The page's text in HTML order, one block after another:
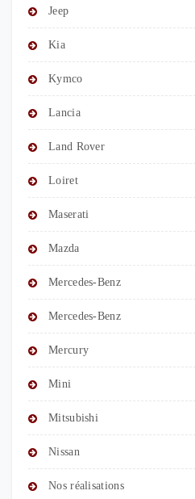
Jeep
Kia
Kymco
Lancia
Land Rover
Loiret
Maserati
Mazda
Mercedes-Benz
Mercedes-Benz
Mercury
Mini
Mitsubishi
Nissan
Nos réalisations